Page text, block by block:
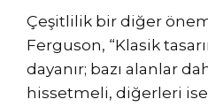
Çeşitlilik bir diğer
Ferguson, “Klasik
dayanır; bazı alanlar
hissetmeli, diğerleri ise